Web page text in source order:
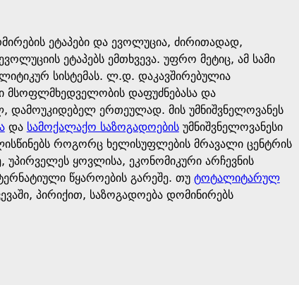
ეტაპები და ევოლუცია, ძირითადად,
ეტაპებს ემთხვევა. უფრო მეტიც, ამ სამი
სისტემას. ლ.დ. დაკავშირებულია
მსოფლმხედველობის დაფუძნებასა და
დამოუკიდებელ ერთეულად. მის უმნიშვნელოვანეს
და სამოქალაქო საზოგადოებისუმნიშვნელოვანესი
როგორც ხელისუფლების მრავალი ცენტრის
ყოვლისა, ეკონომიკური არჩევნის
წყაროების გარეშე. თუ ტოტალიტარულ
პირიქით, საზოგადოება დომინირებს